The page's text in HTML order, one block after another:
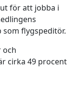
för att jobba i
flygspeditör.
och
cirka 49 procent